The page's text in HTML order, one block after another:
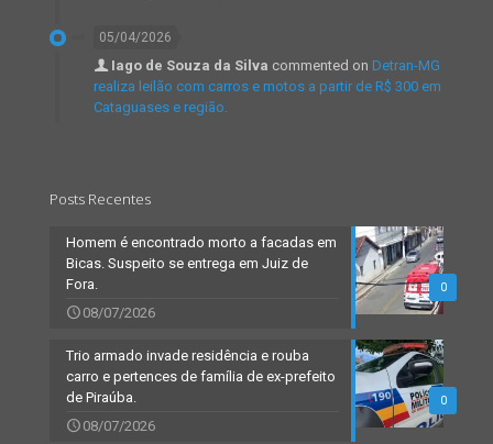
05/04/2026
Iago de Souza da Silva commented on Detran-MG
realiza leilão com carros e motos a partir de R$ 300 em
Cataguases e região.
Posts Recentes
0
Homem é encontrado morto a facadas em
Bicas. Suspeito se entrega em Juiz de
Fora.
08/07/2026
0
Trio armado invade residência e rouba
carro e pertences de família de ex-prefeito
de Piraúba.
08/07/2026